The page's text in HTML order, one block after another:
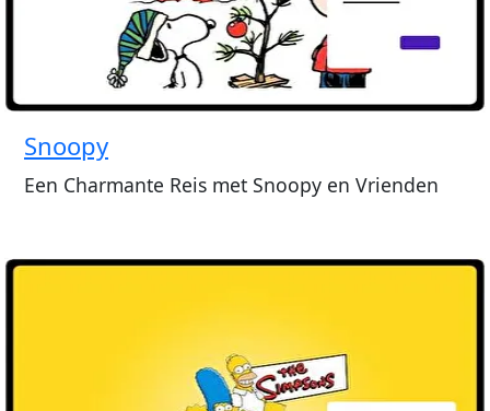
Snoopy
Een Charmante Reis met Snoopy en Vrienden